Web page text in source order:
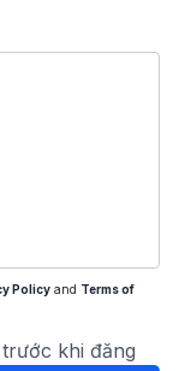
Policy and Terms of
khi đăng